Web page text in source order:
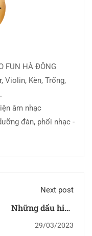
FUN HÀ ĐÔNG
Violin, Kèn, Trống,
âm nhạc
đàn, phối nhạc -
Next post
Những dấu hiệu
khiếu âm nhạc
29/03/2023